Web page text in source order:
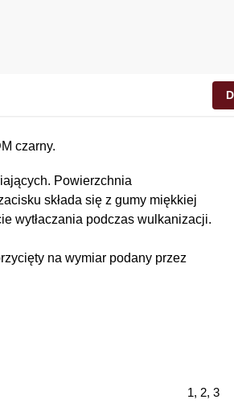
czarny.
Powierzchnia
składa się z gumy miękkiej
wytłaczania podczas wulkanizacji.
na wymiar podany przez
1, 2, 3